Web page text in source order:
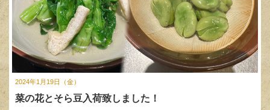
2024年1月19日（金）
菜の花とそら豆入荷致しました！